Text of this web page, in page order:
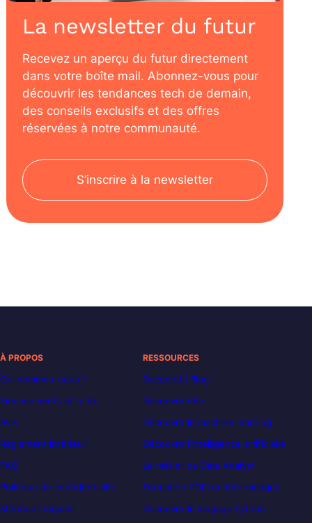
La newsletter du futur
Recevez un aperçu du futur directement
dans votre boîte mail. Abonnez-vous pour
découvrir les tendances tech de demain,
des conseils exclusifs et des offres
réservées à notre communauté.
S’inscrire à la newsletter
À PROPOS
Qui sommes-nous ?
Financements et tarifs
Avis
Règlement intérieur
FAQ
Politique de confidentialité
Mentions légales
RESSOURCES
Decoded | Blog
Découvrir n8n
Découvrir le machine learning
Découvrir l’intelligence artificielle
Le métier de Data Analyst
Formation POEI en informatique
Découvrir le langage Python